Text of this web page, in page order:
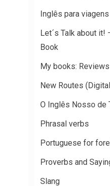
Inglês para viagens
Let´s Talk about it!
Book
My books: Reviews
New Routes
O Inglês Nosso de
Phrasal verbs
Portuguese for
Proverbs and
Slang